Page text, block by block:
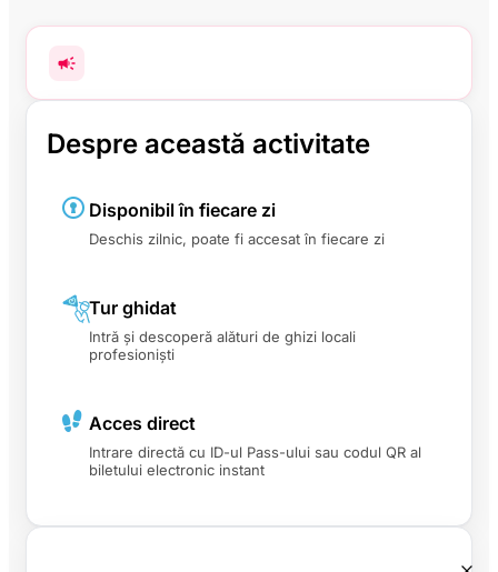
Despre această activitate
Disponibil în fiecare zi
Deschis zilnic, poate fi accesat în fiecare zi
Tur ghidat
Intră și descoperă alături de ghizi locali
profesioniști
Acces direct
Intrare directă cu ID-ul Pass-ului sau codul QR al
biletului electronic instant